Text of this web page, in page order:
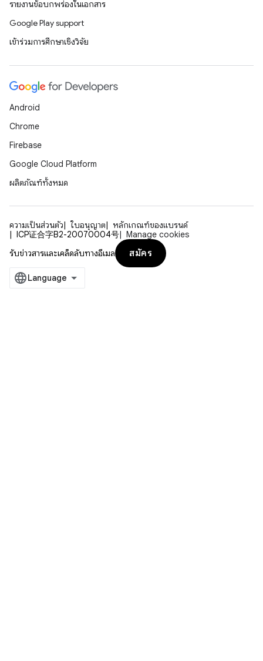
รายงานข้อบกพร่องในเอกสาร
Google Play support
เข้าร่วมการศึกษาเชิงวิจัย
Android
Chrome
Firebase
Google Cloud Platform
ผลิตภัณฑ์ทั้งหมด
ความเป็นส่วนตัว ใบอนุญาต
หลักเกณฑ์ของแบรนด์
ICP证合字B2-20070004号
Manage cookies
รับข่าวสารและเคล็ดลับทางอีเมล
สมัคร